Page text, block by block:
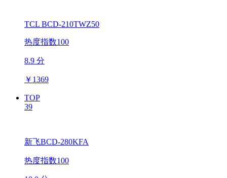
TCL BCD-210TWZ50
热度指数100
8.9 分
￥ 1369
TOP
39
新飞BCD-280KFA
热度指数100